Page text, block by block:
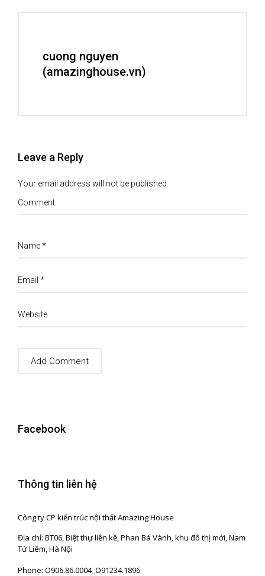
cuong nguyen
(amazinghouse.vn)
Leave a Reply
Your email address will not be published.
Comment
Name*
Email *
Website
Facebook
Thông tin liên hệ
Công ty CP kiến trúc nội thất Amazing House
Địa chỉ: BT06, Biệt thự liền kề, Phan Bá Vành, khu đô thị mới, Nam
Từ Liêm, Hà Nội
Phone: O906.86.0004_O91234.1896